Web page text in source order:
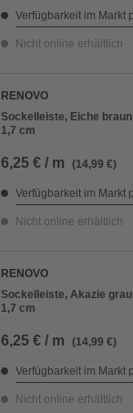
Verfügbarkeit im Markt
Nicht online erhältlich
RENOVO
Sockelleiste, Eiche
1,7 cm
6,25 € / m (14,99 €)
Verfügbarkeit im Markt
Nicht online erhältlich
RENOVO
Sockelleiste, Akazie
1,7 cm
6,25 € / m (14,99 €)
Verfügbarkeit im Markt
Nicht online erhältlich